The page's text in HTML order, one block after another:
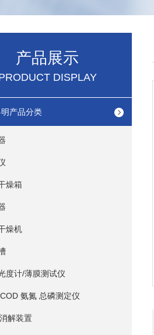
产品展示
DISPLAY
明产品分类
燥箱
燥机
度计/薄膜测试仪
氨氮 总磷测定仪
解装置